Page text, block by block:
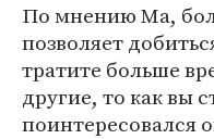
По мнению Ма,
позволяет
тратите больше
другие, то как вы
поинтересовался